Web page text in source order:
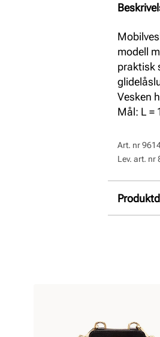
modell
praktisk
Vesken
Mål: L =
Art. nr
Lev. art. nr